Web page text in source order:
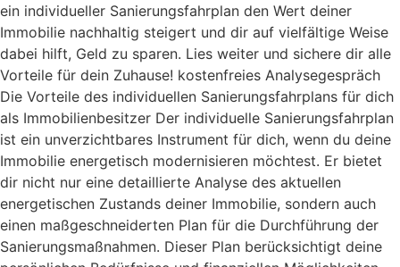
ein individueller Sanierungsfahrplan den Wert deiner
Immobilie nachhaltig steigert und dir auf vielfältige Weise
dabei hilft, Geld zu sparen. Lies weiter und sichere dir alle
Vorteile für dein Zuhause! kostenfreies Analysegespräch
Die Vorteile des individuellen Sanierungsfahrplans für dich
als Immobilienbesitzer Der individuelle Sanierungsfahrplan
ist ein unverzichtbares Instrument für dich, wenn du deine
Immobilie energetisch modernisieren möchtest. Er bietet
dir nicht nur eine detaillierte Analyse des aktuellen
energetischen Zustands deiner Immobilie, sondern auch
einen maßgeschneiderten Plan für die Durchführung der
Sanierungsmaßnahmen. Dieser Plan berücksichtigt deine